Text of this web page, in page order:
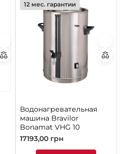
12 мес. гарантии
Водонагревательная
машина Bravilor
Bonamat VHG 10
17193,00 грн